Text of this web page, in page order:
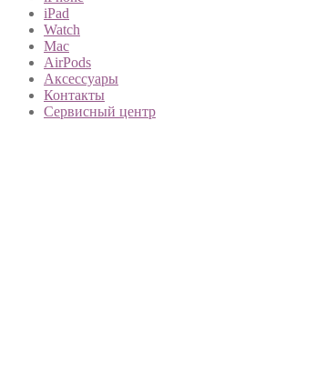
iPad
Watch
Mac
AirPods
Аксессуары
Контакты
Сервисный центр